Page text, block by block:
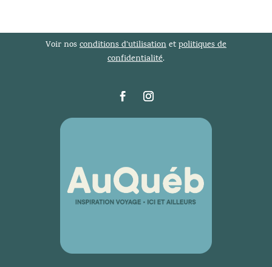
Voir nosconditions d’utilisationetpolitiques de
confidentialité.